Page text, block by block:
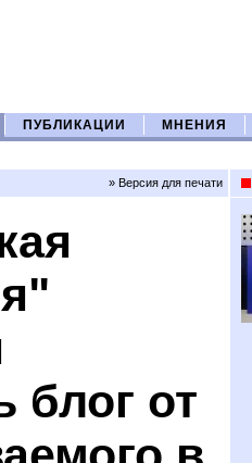
ПУБЛИКАЦИИ МНЕНИЯ
» Версия для печати
блог от